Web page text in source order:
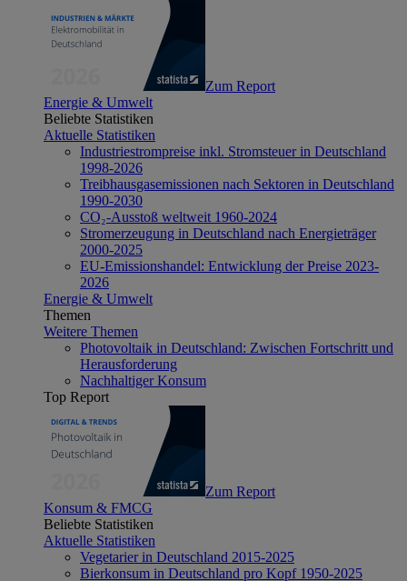
Zum Report
Energie & Umwelt
Beliebte Statistiken
Aktuelle Statistiken
Industriestrompreise inkl. Stromsteuer in Deutschland
1998-2026
Treibhausgasemissionen nach Sektoren in Deutschland
1990-2030
CO₂-Ausstoß weltweit 1960-2024
Stromerzeugung in Deutschland nach Energieträger
2000-2025
EU-Emissionshandel: Entwicklung der Preise 2023-
2026
Energie & Umwelt
Themen
Weitere Themen
Photovoltaik in Deutschland: Zwischen Fortschritt und
Herausforderung
Nachhaltiger Konsum
Top Report
Zum Report
Konsum & FMCG
Beliebte Statistiken
Aktuelle Statistiken
Vegetarier in Deutschland 2015-2025
Bierkonsum in Deutschland pro Kopf 1950-2025